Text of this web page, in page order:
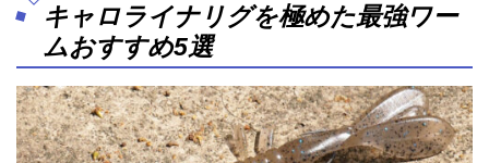
キャロライナリグを極めた最強ワー
ムおすすめ5選